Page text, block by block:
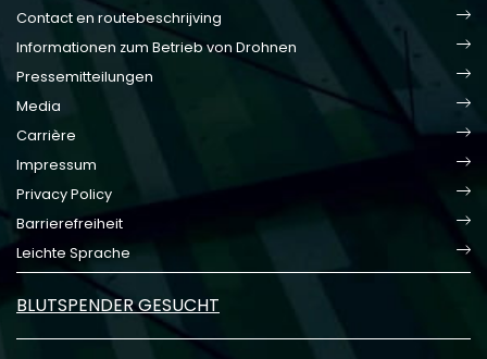
Contact en routebeschrijving
Informationen zum Betrieb von Drohnen
Pressemitteilungen
Media
Carrière
Impressum
Privacy Policy
Barrierefreiheit
Leichte Sprache
BLUTSPENDER GESUCHT